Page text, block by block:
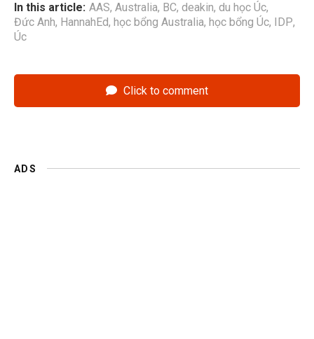
In this article: AAS, Australia, BC, deakin, du học Úc,
Đức Anh, HannahEd, học bổng Australia, học bổng Úc, IDP,
Úc
Click to comment
ADS